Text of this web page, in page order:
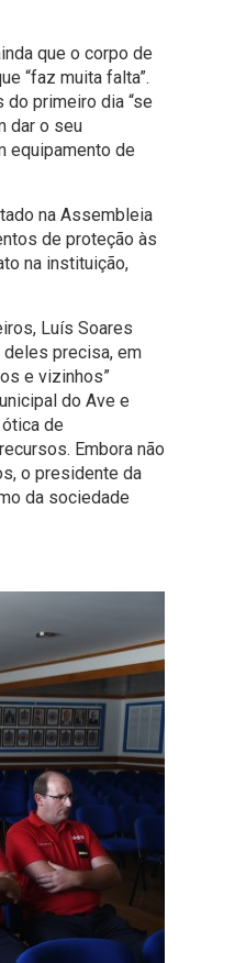
que o corpo de
“faz muita falta”.
primeiro dia “se
dar o seu
equipamento de
na Assembleia
de proteção às
na instituição,
Luís Soares
precisa, em
e vizinhos”
do Ave e
de
Embora não
o presidente da
da sociedade